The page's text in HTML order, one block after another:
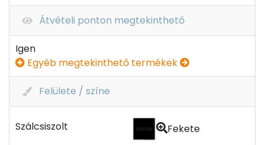
Átvételi ponton megtekinthető
Igen
Egyéb megtekinthető termékek
Felülete / színe
Szálcsiszolt Fekete